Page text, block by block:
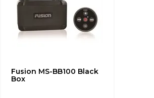
Fusion MS-BB100 Black
Box